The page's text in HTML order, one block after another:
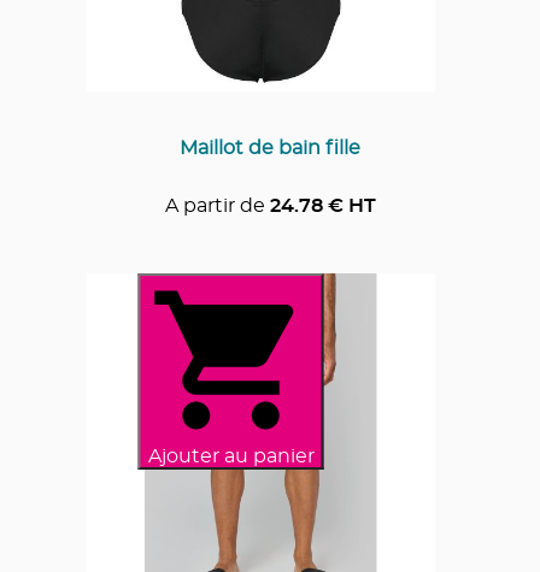
Maillot de bain fille
A partir de 24.78€ HT
Ajouter au panier